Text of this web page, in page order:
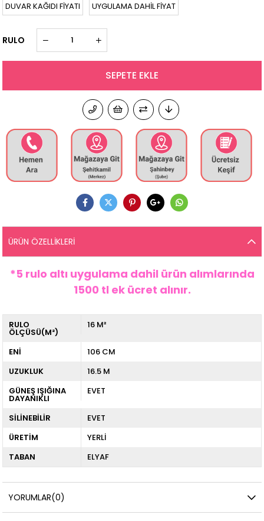
DUVAR KAĞIDI FİYATI UYGULAMA DAHİL FİYAT
RULO
ÜRÜN ÖZELLIKLERI
*5 rulo altı uygulama dahil ürün alımlarında
1500 tl ek ücret alınır.
RULO
ÖLÇÜSÜ(M²)
16 M²
ENİ
106 CM
UZUKLUK
16.5 M
GÜNEŞ IŞIĞINA
DAYANIKLI
EVET
SİLİNEBİLİR
EVET
ÜRETİM
YERLİ
TABAN
ELYAF
YORUMLAR(0)